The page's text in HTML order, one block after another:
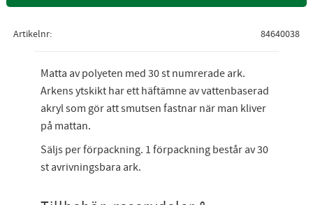
Artikelnr 84640038
Matta av polyeten med 30 st numrerade ark.
Arkens ytskikt har ett häftämne av vattenbaserad
akryl som gör att smutsen fastnar när man kliver
på mattan.
Säljs per förpackning. 1 förpackning består av 30
st avrivningsbara ark.